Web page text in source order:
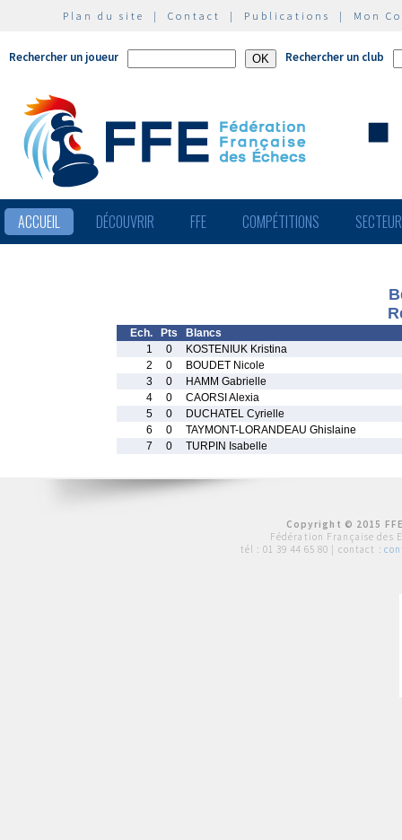
Plan du site | Contact | Publications | Mon
Rechercher un joueur Rechercher un club
ACCUEIL DÉCOUVRIR FFE COMPÉTITIONS
Ech. Pts
Blancs
1
0
KOSTENIUK Kristina
2
0
BOUDET Nicole
3
0
HAMM Gabrielle
4
0
CAORSI Alexia
5
0
DUCHATEL Cyrielle
6
0
TAYMONT-LORANDEAU Ghislaine
7
0 TURPIN Isabelle
Copyright © 2015
Fédération Française des
tél : 01 39 44 65 80 | contact :